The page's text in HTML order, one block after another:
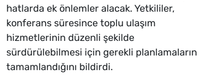
hatlarda ek önlemler alacak. Yetkililer,
konferans süresince toplu ulaşım
hizmetlerinin düzenli şekilde
sürdürülebilmesi için gerekli planlamaların
tamamlandığını bildirdi.